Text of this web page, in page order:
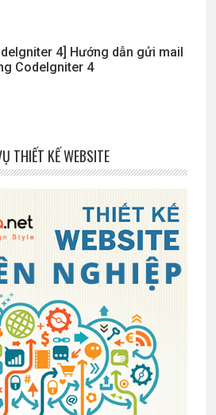
4] Hướng dẫn gửi mail
CodeIgniter 4
THIẾT KẾ WEBSITE